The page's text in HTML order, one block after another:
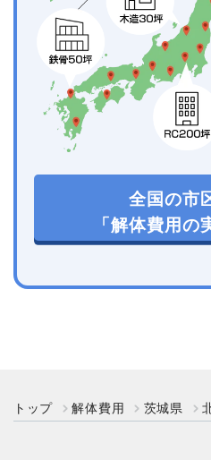
全国の市
「解体費用の
トップ 解体費用 茨城県